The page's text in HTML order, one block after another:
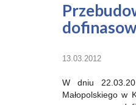
13.03.2012
W dniu
Małopolskiego w